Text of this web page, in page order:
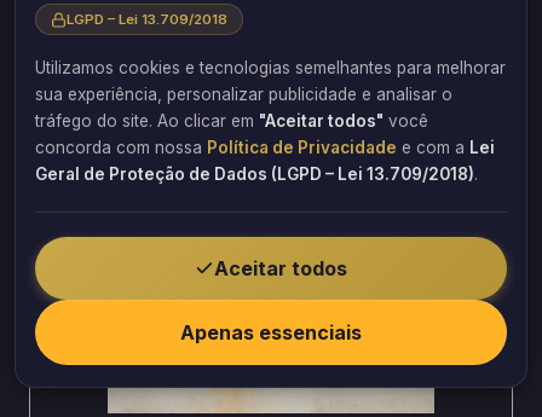
áreas críticas
Impermeabilização com material de
qualidade inferior
Falha na aplicação de
impermeabilização durante
construção
LGPD – Lei 13.709/2018
Utilizamos cookies e tecnologias semelhantes para melhorar
sua experiência, personalizar publicidade e analisar o
tráfego do site. Ao clicar em "Aceitar todos" você
concorda com nossa Política de Privacidade e com a Lei
Geral de Proteção de Dados (LGPD – Lei 13.709/2018).
Aceitar todos
Apenas essenciais